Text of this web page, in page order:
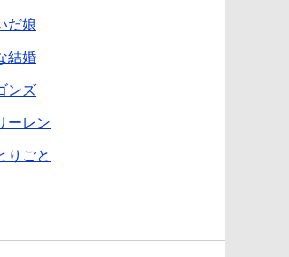
だ娘
結婚
ンズ
ーレン
りごと